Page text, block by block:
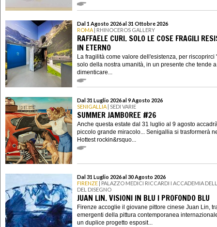
Dal 1 Agosto 2026 al 31 Ottobre 2026
ROMA | RHINOCEROS GALLERY
RAFFAELE CURI. SOLO LE COSE FRAGILI
IN ETERNO
La fragilità come valore dell'esistenza, per riscoprirci
solo della nostra umanità, in un presente che tende
dimenticare...
Dal 31 Luglio 2026 al 9 Agosto 2026
SENIGALLIA | SEDI VARIE
SUMMER JAMBOREE #26
Anche questa estate dal 31 luglio al 9 agosto
piccolo grande miracolo... Senigallia si trasformerà
Hottest rockin&rsquo...
Dal 31 Luglio 2026 al 30 Agosto 2026
FIRENZE | PALAZZO MEDICI RICCARDI I ACCADEMIA
DEL DISEGNO
JUAN LIN. VISIONI IN BLU I PROFONDO BLU
Firenze accoglie il giovane pittore cinese Juan Lin,
emergenti della pittura contemporanea
un duplice progetto esposit...